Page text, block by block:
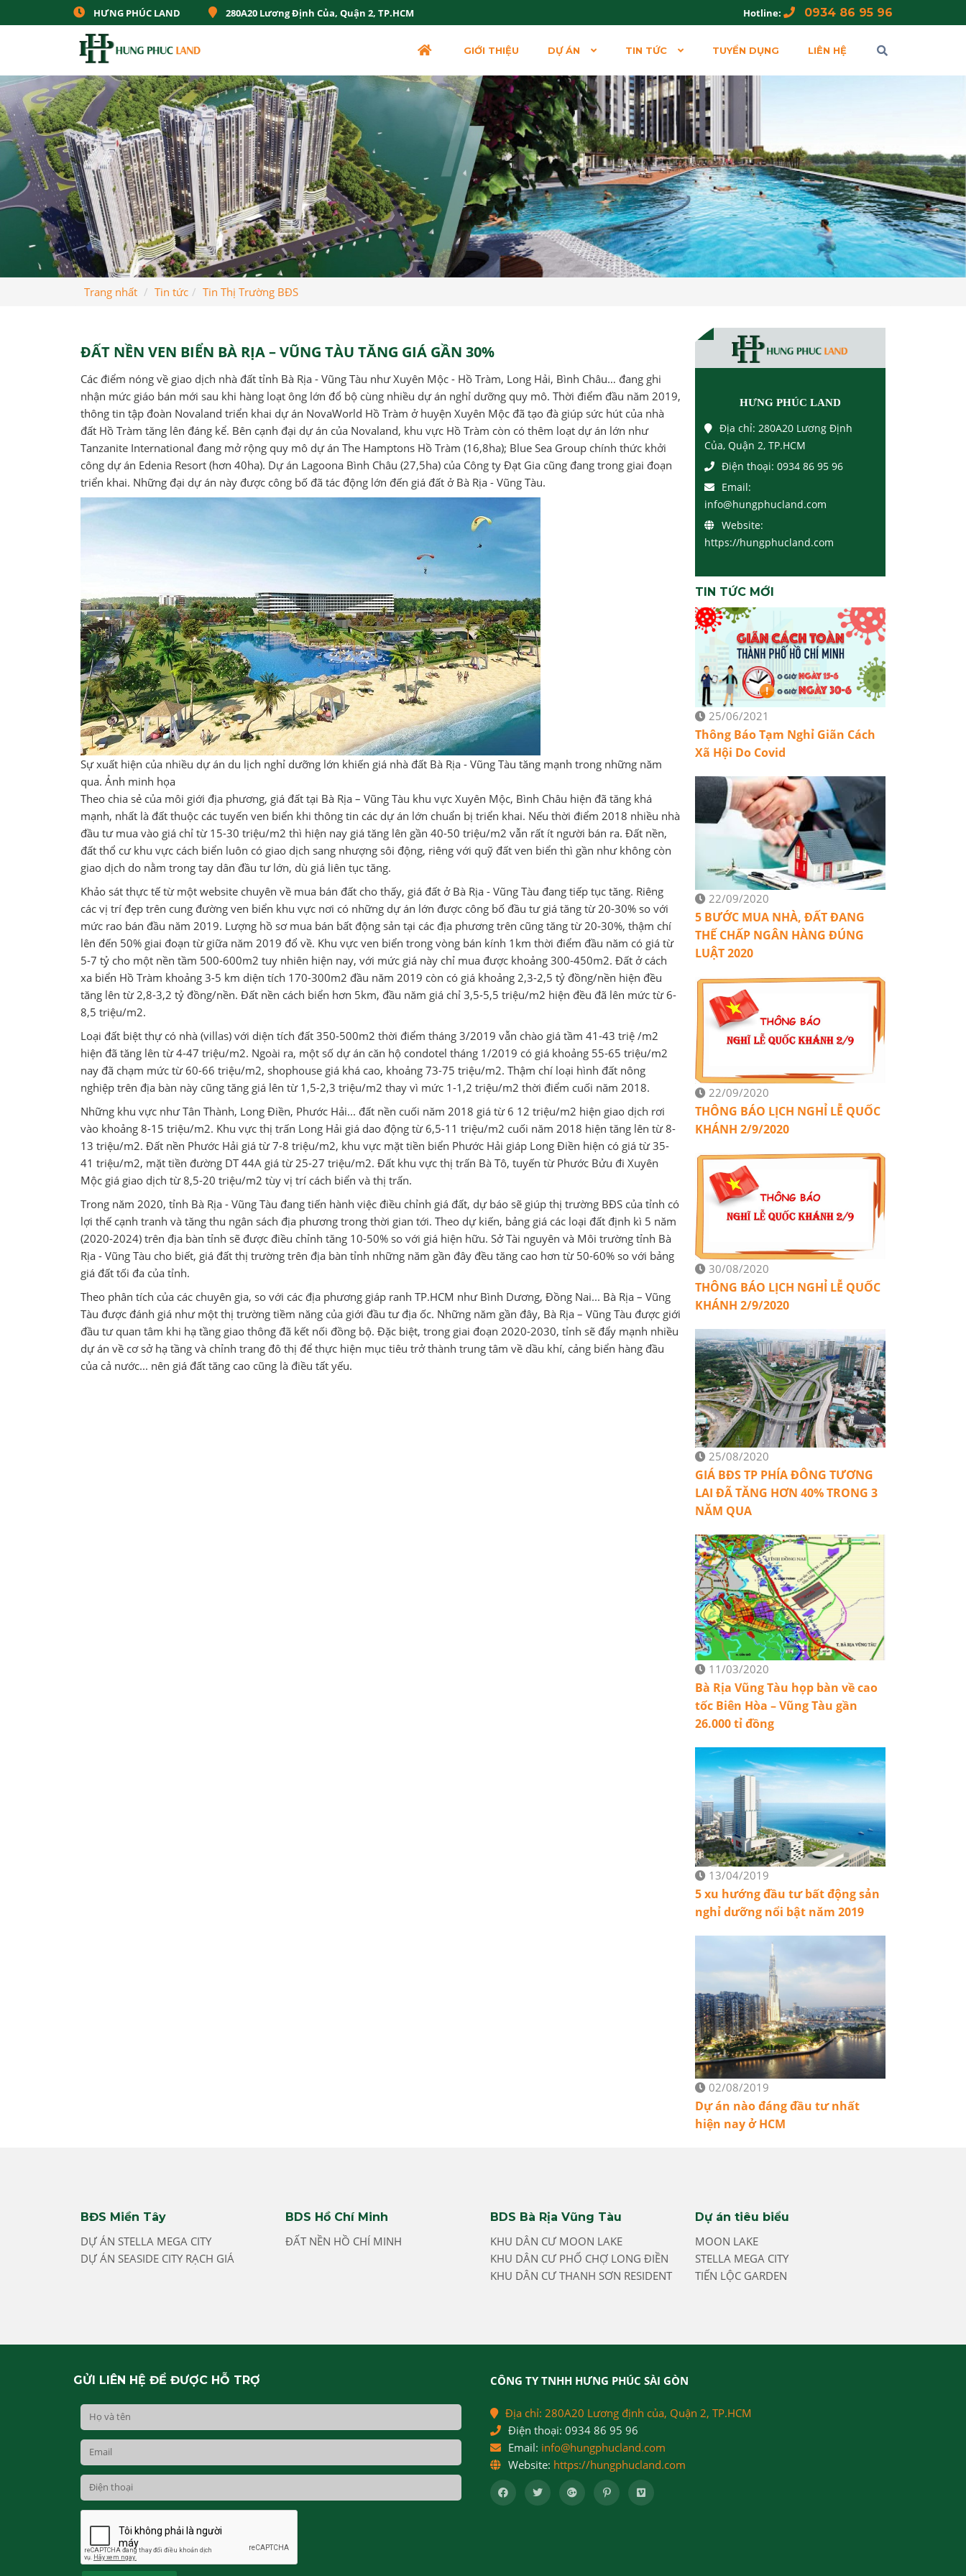
HƯNG PHÚC LAND 280A20 Lương Định Của, Quận 2, TP.HCM Hotline: 0934 86 95 96
GIỚI THIỆU DỰ ÁN TIN TỨC TUYỂN DỤNG LIÊN HỆ
Trang nhất Tin tức Tin Thị Trường BĐS
ĐẤT NỀN VEN BIỂN BÀ RỊA – VŨNG TÀU TĂNG GIÁ GẦN 30%
Các điểm nóng về giao dịch nhà đất tỉnh Bà Rịa - Vũng Tàu như Xuyên Mộc - Hồ Tràm, Long Hải, Bình Châu… đang ghi
nhận mức giáo bán mới sau khi hàng loạt ông lớn đổ bộ cùng nhiều dự án nghỉ dưỡng quy mô. Thời điểm đầu năm 2019,
thông tin tập đoàn Novaland triển khai dự án NovaWorld Hồ Tràm ở huyện Xuyên Mộc đã tạo đà giúp sức hút của nhà
đất Hồ Tràm tăng lên đáng kể. Bên cạnh đại dự án của Novaland, khu vực Hồ Tràm còn có thêm loạt dự án lớn như
Tanzanite International đang mở rộng quy mô dự án The Hamptons Hồ Tràm (16,8ha); Blue Sea Group chính thức khởi
công dự án Edenia Resort (hơn 40ha). Dự án Lagoona Bình Châu (27,5ha) của Công ty Đạt Gia cũng đang trong giai đoạn
triển khai. Những đại dự án này được công bố đã tác động lớn đến giá đất ở Bà Rịa - Vũng Tàu.
Sự xuất hiện của nhiều dự án du lịch nghỉ dưỡng lớn khiến giá nhà đất Bà Rịa - Vũng Tàu tăng mạnh trong những năm
qua. Ảnh minh họa
Theo chia sẻ của môi giới địa phương, giá đất tại Bà Rịa – Vũng Tàu khu vực Xuyên Mộc, Bình Châu hiện đã tăng khá
mạnh, nhất là đất thuộc các tuyến ven biển khi thông tin các dự án lớn chuẩn bị triển khai. Nếu thời điểm 2018 nhiều nhà
đầu tư mua vào giá chỉ từ 15-30 triệu/m2 thì hiện nay giá tăng lên gần 40-50 triệu/m2 vẫn rất ít người bán ra. Đất nền,
đất thổ cư khu vực cách biển luôn có giao dịch sang nhượng sôi động, riêng với quỹ đất ven biển thì gần như không còn
giao dịch do nằm trong tay dân đầu tư lớn, dù giá liên tục tăng.
Khảo sát thực tế từ một website chuyên về mua bán đất cho thấy, giá đất ở Bà Rịa - Vũng Tàu đang tiếp tục tăng. Riêng
các vị trí đẹp trên cung đường ven biển khu vực nơi có những dự án lớn được công bố đầu tư giá tăng từ 20-30% so với
mức rao bán đầu năm 2019. Lượng hồ sơ mua bán bất động sản tại các địa phương trên cũng tăng từ 20-30%, thậm chí
lên đến 50% giai đoạn từ giữa năm 2019 đổ về. Khu vực ven biển trong vòng bán kính 1km thời điểm đầu năm có giá từ
5-7 tỷ cho một nền tầm 500-600m2 tuy nhiên hiện nay, với mức giá này chỉ mua được khoảng 300-450m2. Đất ở cách
xa biển Hồ Tràm khoảng 3-5 km diện tích 170-300m2 đầu năm 2019 còn có giá khoảng 2,3-2,5 tỷ đồng/nền hiện đều
tăng lên từ 2,8-3,2 tỷ đồng/nền. Đất nền cách biển hơn 5km, đầu năm giá chỉ 3,5-5,5 triệu/m2 hiện đều đã lên mức từ 6-
8,5 triệu/m2.
Loại đất biệt thự có nhà (villas) với diện tích đất 350-500m2 thời điểm tháng 3/2019 vẫn chào giá tầm 41-43 triệ /m2
hiện đã tăng lên từ 4-47 triệu/m2. Ngoài ra, một số dự án căn hộ condotel tháng 1/2019 có giá khoảng 55-65 triệu/m2
nay đã chạm mức từ 60-66 triệu/m2, shophouse giá khá cao, khoảng 73-75 triệu/m2. Thậm chí loại hình đất nông
nghiệp trên địa bàn này cũng tăng giá lên từ 1,5-2,3 triệu/m2 thay vì mức 1-1,2 triệu/m2 thời điểm cuối năm 2018.
Những khu vực như Tân Thành, Long Điền, Phước Hải... đất nền cuối năm 2018 giá từ 6 12 triệu/m2 hiện giao dịch rơi
vào khoảng 8-15 triệu/m2. Khu vực thị trấn Long Hải giá dao động từ 6,5-11 triệu/m2 cuối năm 2018 hiện tăng lên từ 8-
13 triệu/m2. Đất nền Phước Hải giá từ 7-8 triệu/m2, khu vực mặt tiền biển Phước Hải giáp Long Điền hiện có giá từ 35-
41 triệu/m2, mặt tiền đường DT 44A giá từ 25-27 triệu/m2. Đất khu vực thị trấn Bà Tô, tuyến từ Phước Bửu đi Xuyên
Mộc giá giao dịch từ 8,5-20 triệu/m2 tùy vị trí cách biển và thị trấn.
Trong năm 2020, tỉnh Bà Rịa - Vũng Tàu đang tiến hành việc điều chỉnh giá đất, dự báo sẽ giúp thị trường BĐS của tỉnh có
lợi thế cạnh tranh và tăng thu ngân sách địa phương trong thời gian tới. Theo dự kiến, bảng giá các loại đất định kì 5 năm
(2020-2024) trên địa bàn tỉnh sẽ được điều chỉnh tăng 10-50% so với giá hiện hữu. Sở Tài nguyên và Môi trường tỉnh Bà
Rịa - Vũng Tàu cho biết, giá đất thị trường trên địa bàn tỉnh những năm gần đây đều tăng cao hơn từ 50-60% so với bảng
giá đất tối đa của tỉnh.
Theo phân tích của các chuyên gia, so với các địa phương giáp ranh TP.HCM như Bình Dương, Đồng Nai... Bà Rịa – Vũng
Tàu được đánh giá như một thị trường tiềm năng của giới đầu tư địa ốc. Những năm gần đây, Bà Rịa – Vũng Tàu được giới
đầu tư quan tâm khi hạ tầng giao thông đã kết nối đồng bộ. Đặc biệt, trong giai đoạn 2020-2030, tỉnh sẽ đẩy mạnh nhiều
dự án về cơ sở hạ tầng và chỉnh trang đô thị để thực hiện mục tiêu trở thành trung tâm về dầu khí, cảng biển hàng đầu
của cả nước... nên giá đất tăng cao cũng là điều tất yếu.
HƯNG PHÚC LAND
Địa chỉ: 280A20 Lương Định
Của, Quận 2, TP.HCM
Điện thoại:0934 86 95 96
Email:
info@hungphucland.com
Website:
https://hungphucland.com
TIN TỨC MỚI
25/06/2021
Thông Báo Tạm Nghỉ Giãn Cách
Xã Hội Do Covid
22/09/2020
5 BƯỚC MUA NHÀ, ĐẤT ĐANG
THẾ CHẤP NGÂN HÀNG ĐÚNG
LUẬT 2020
22/09/2020
THÔNG BÁO LỊCH NGHỈ LỄ QUỐC
KHÁNH 2/9/2020
30/08/2020
THÔNG BÁO LỊCH NGHỈ LỄ QUỐC
KHÁNH 2/9/2020
25/08/2020
GIÁ BĐS TP PHÍA ĐÔNG TƯƠNG
LAI ĐÃ TĂNG HƠN 40% TRONG 3
NĂM QUA
11/03/2020
Bà Rịa Vũng Tàu họp bàn về cao
tốc Biên Hòa – Vũng Tàu gần
26.000 tỉ đồng
13/04/2019
5 xu hướng đầu tư bất động sản
nghỉ dưỡng nổi bật năm 2019
02/08/2019
Dự án nào đáng đầu tư nhất
hiện nay ở HCM
BĐS Miền Tây
DỰ ÁN STELLA MEGA CITY
DỰ ÁN SEASIDE CITY RẠCH GIÁ
BDS Hồ Chí Minh
ĐẤT NỀN HỒ CHÍ MINH
BDS Bà Rịa Vũng Tàu
KHU DÂN CƯ MOON LAKE
KHU DÂN CƯ PHỐ CHỢ LONG ĐIỀN
KHU DÂN CƯ THANH SƠN RESIDENT
Dự án tiêu biểu
MOON LAKE
STELLA MEGA CITY
TIẾN LỘC GARDEN
GỬI LIÊN HỆ ĐỂ ĐƯỢC HỖ TRỢ CÔNG TY TNHH HƯNG PHÚC SÀI GÒN
Địa chỉ: 280A20 Lương định của, Quận 2, TP.HCM
Điện thoại: 0934 86 95 96
Email: info@hungphucland.com
Website: https://hungphucland.com